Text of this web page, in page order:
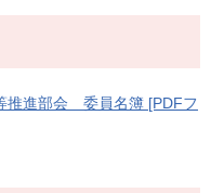
推進部会 委員名簿 [PDFフ